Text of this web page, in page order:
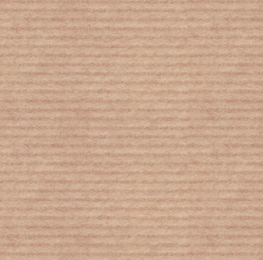
Ο κόσμος των παιδιών στα κέντρα
κράτησης
Eurostat: Το 31% στα όρια της
φτώχειας και του κοινωνικού
αποκλεισμού